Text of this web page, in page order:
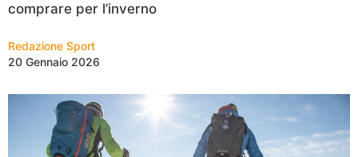
comprare per l’inverno
Redazione Sport
20 Gennaio 2026